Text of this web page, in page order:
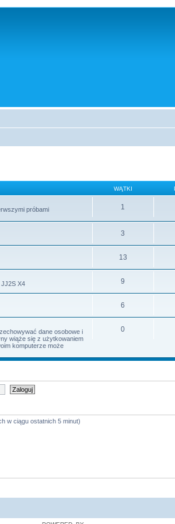
WĄTKI
próbami
1
3
13
X4 9
6
dane osobowe i
wiąże się z użytkowaniem
komputerze może
0
w ciągu ostatnich 5 minut)